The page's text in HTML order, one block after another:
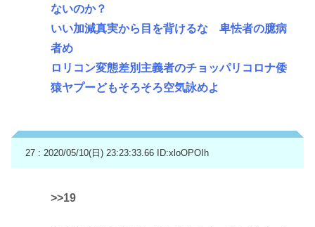
ないのか？
いい加減真実から目を背けるな 卑怯者の臆病
者め
ロリコン変態差別主義者のチョッパリコロナ倭
猿ヤプーどもそろそろ空気詠めよ
27 : 2020/05/10(日) 23:23:33.66 ID:xloOPOIh
>>19